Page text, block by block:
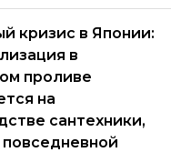
кризис в Японии:
в
проливе
на
сантехники,
повседневной